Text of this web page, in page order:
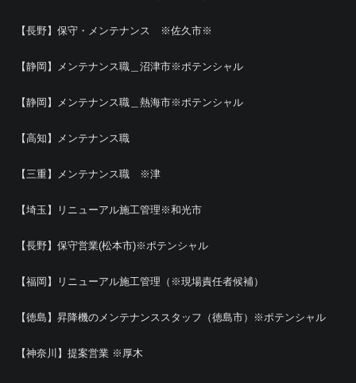
【長野】保守・メンテナンス ※佐久市※
【静岡】メンテナンス職＿沼津市※ポテンシャル
【静岡】メンテナンス職＿熱海市※ポテンシャル
【高知】メンテナンス職
【三重】メンテナンス職 ※津
【埼玉】リニューアル施工管理※和光市
【長野】保守営業(松本市)※ポテンシャル
【福岡】リニューアル施工管理（※現場責任者候補）
【徳島】昇降機のメンテナンススタッフ（徳島市）※ポテンシャル
【神奈川】提案営業 ※厚木